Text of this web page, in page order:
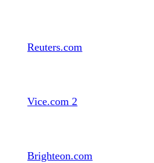
Reuters.com
Vice.com 2
Brighteon.com